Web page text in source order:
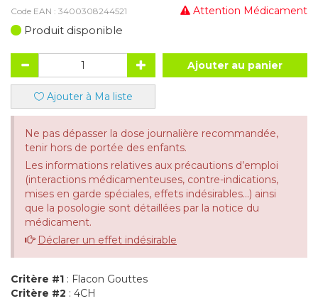
Attention Médicament
Code EAN : 3400308244521
Produit disponible
Ajouter au panier
Ajouter à Ma liste
Ne pas dépasser la dose journalière recommandée,
tenir hors de portée des enfants.
Les informations relatives aux précautions d’emploi
(interactions médicamenteuses, contre-indications,
mises en garde spéciales, effets indésirables...) ainsi
que la posologie sont détaillées par la notice du
médicament.
Déclarer un effet indésirable
Critère #1 : Flacon Gouttes
Critère #2 : 4CH